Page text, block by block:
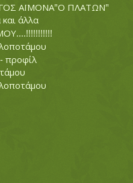
ΑΪΜΟΝΑ"Ο ΠΛΑΤΩΝ"
άλλα
προφίλ